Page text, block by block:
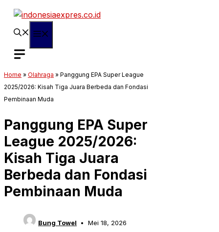
Langsung
Home » Olahraga » Panggung EPA Super League
2025/2026: Kisah Tiga Juara Berbeda dan Fondasi
Pembinaan Muda
Panggung EPA Super
League 2025/2026:
Kisah Tiga Juara
Berbeda dan Fondasi
Pembinaan Muda
Bung Towel Mei 18, 2026